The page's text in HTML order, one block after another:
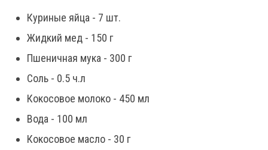
Куриные яйца - 7 шт.
Жидкий мед - 150 г
Пшеничная мука - 300 г
Соль - 0.5 ч.л
Кокосовое молоко - 450 мл
Вода - 100 мл
Кокосовое масло - 30 г